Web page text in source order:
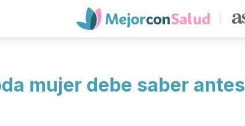
mujer debe saber antes